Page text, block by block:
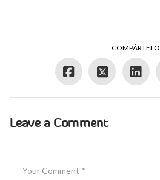
COMPÁRTELO
Leave a Comment